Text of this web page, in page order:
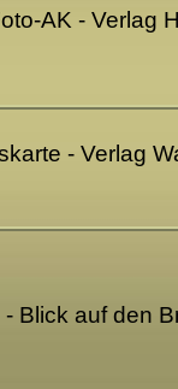
AK - Verlag
- Verlag
Blick auf den